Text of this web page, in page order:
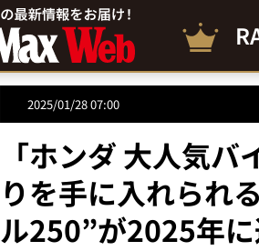
2025/01/28 07:00
「ホンダ 大人気
りを手に入れられ
ル250”が2025年